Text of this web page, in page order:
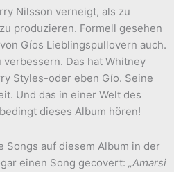
Nilsson verneigt, als zu
produzieren. Formell gesehen
Gíos Lieblingspullovern auch.
Das hat Whitney
Styles-oder eben Gío. Seine
Und das in einer Welt des
dieses Album hören!
Songs auf diesem Album in der
einen Song gecovert: „Amarsi